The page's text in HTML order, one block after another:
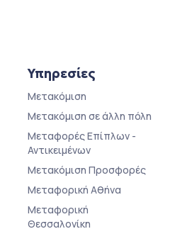
Υπηρεσίες
Μετακόμιση
Μετακόμιση σε άλλη πόλη
Μεταφορές Επίπλων -
Αντικειμένων
Μετακόμιση Προσφορές
Μεταφορική Αθήνα
Μεταφορική
Θεσσαλονίκη